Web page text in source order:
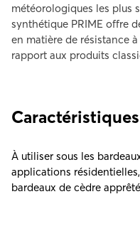
météorologiques les plus
synthétique PRIME offre
en matière de résistance
rapport aux produits
À utiliser sous les
applications
bardeaux de cèdre